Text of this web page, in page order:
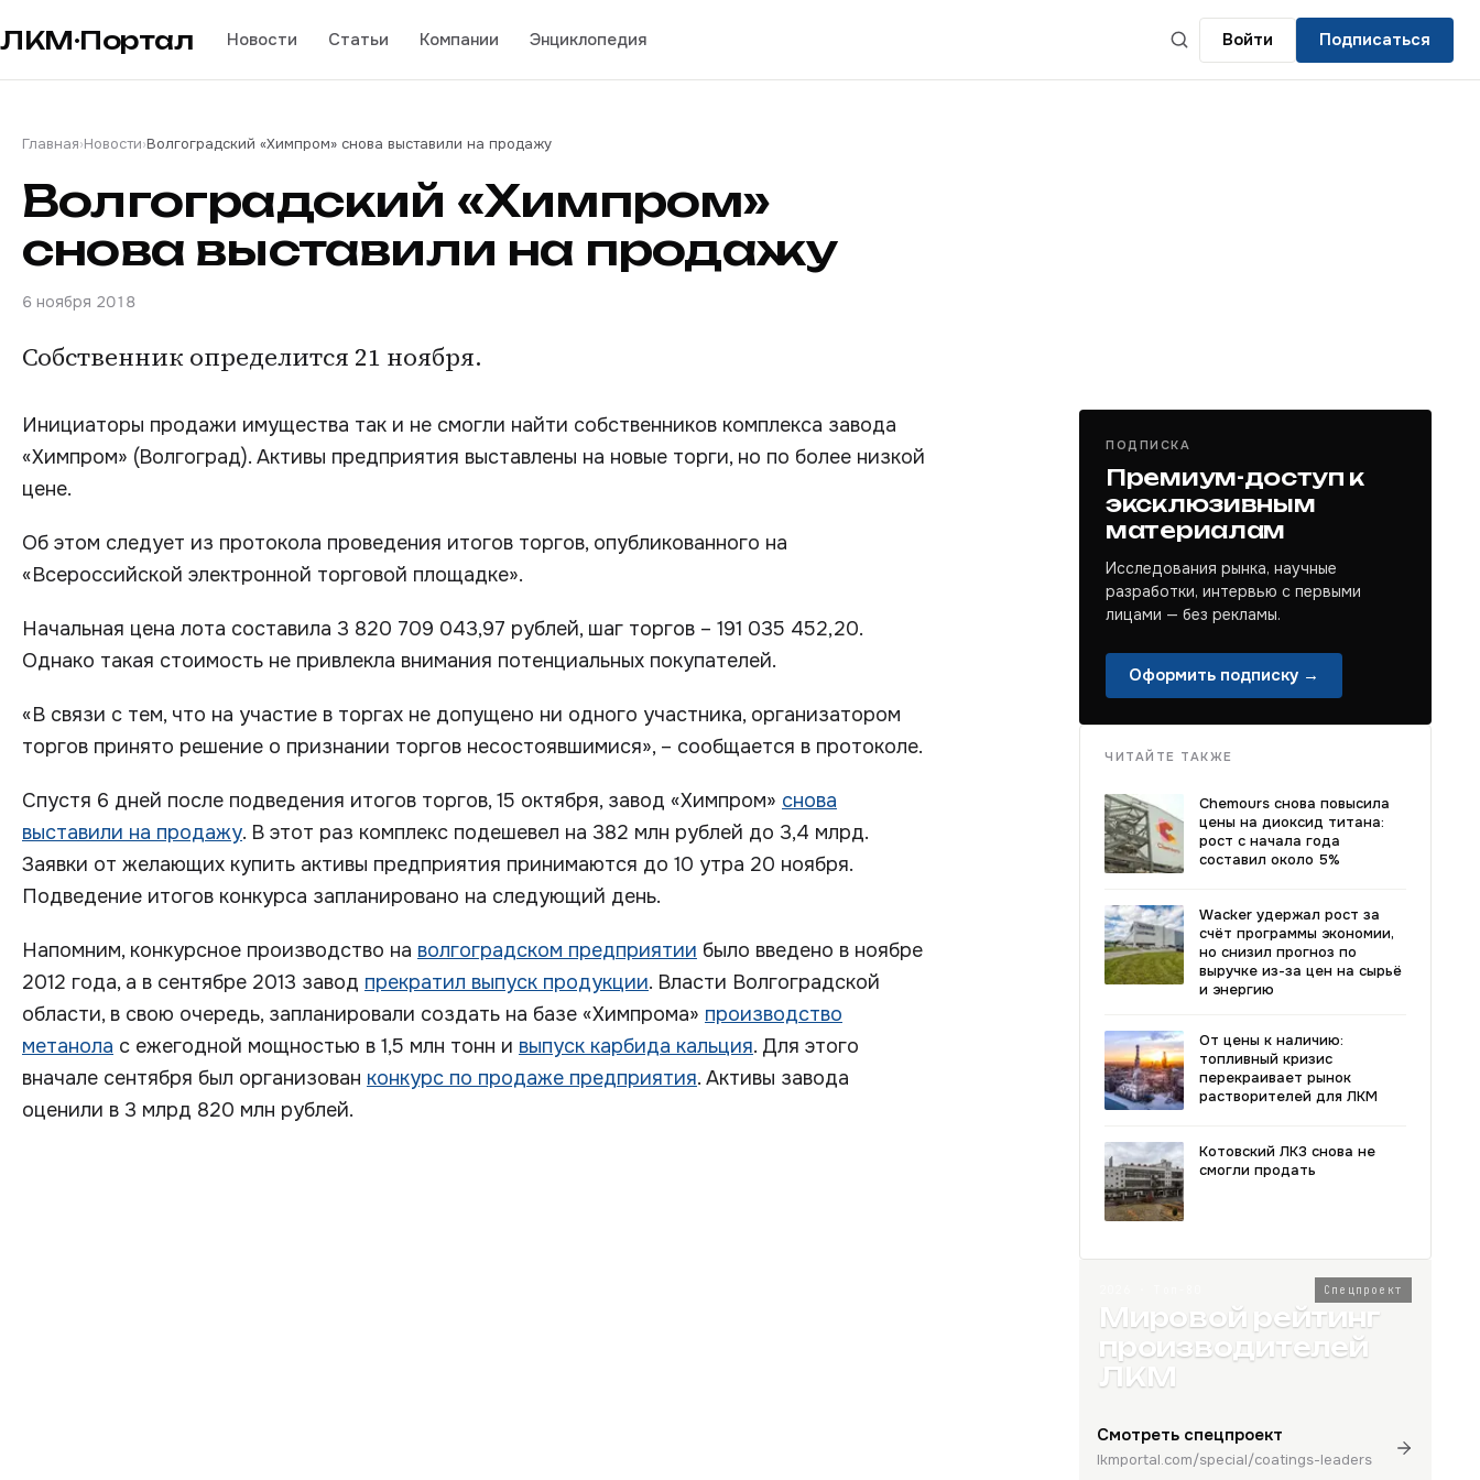
ЛКМ·Портал Новости Статьи Компании Энциклопедия Войти Подписаться
Главная›Новости›Волгоградский «Химпром» снова выставили на продажу
Волгоградский «Химпром»
снова выставили на продажу
6 ноября 2018
Собственник определится 21 ноября.
Инициаторы продажи имущества так и не смогли найти собственников комплекса завода
«Химпром» (Волгоград). Активы предприятия выставлены на новые торги, но по более низкой
цене.
Об этом следует из протокола проведения итогов торгов, опубликованного на
«Всероссийской электронной торговой площадке».
Начальная цена лота составила 3 820 709 043,97 рублей, шаг торгов – 191 035 452,20.
Однако такая стоимость не привлекла внимания потенциальных покупателей.
«В связи с тем, что на участие в торгах не допущено ни одного участника, организатором
торгов принято решение о признании торгов несостоявшимися», – сообщается в протоколе.
Спустя 6 дней после подведения итогов торгов, 15 октября, завод «Химпром» снова
выставили на продажу. В этот раз комплекс подешевел на 382 млн рублей до 3,4 млрд.
Заявки от желающих купить активы предприятия принимаются до 10 утра 20 ноября.
Подведение итогов конкурса запланировано на следующий день.
Напомним, конкурсное производство на волгоградском предприятии было введено в ноябре
2012 года, а в сентябре 2013 завод прекратил выпуск продукции. Власти Волгоградской
области, в свою очередь, запланировали создать на базе «Химпрома» производство
метанола с ежегодной мощностью в 1,5 млн тонн и выпуск карбида кальция. Для этого
вначале сентября был организован конкурс по продаже предприятия. Активы завода
оценили в 3 млрд 820 млн рублей.
ПОДПИСКА
Премиум-доступ к
эксклюзивным
материалам
Исследования рынка, научные
разработки, интервью с первыми
лицами — без рекламы.
Оформить подписку →
ЧИТАЙТЕ ТАКЖЕ
Chemours снова повысила
цены на диоксид титана:
рост с начала года
составил около 5%
Wacker удержал рост за
счёт программы экономии,
но снизил прогноз по
выручке из-за цен на сырьё
и энергию
От цены к наличию:
топливный кризис
перекраивает рынок
растворителей для ЛКМ
Котовский ЛКЗ снова не
смогли продать
Спецпроект
Мировой рейтинг
производителей
ЛКМ
Смотреть спецпроект
lkmportal.com/special/coatings-leaders